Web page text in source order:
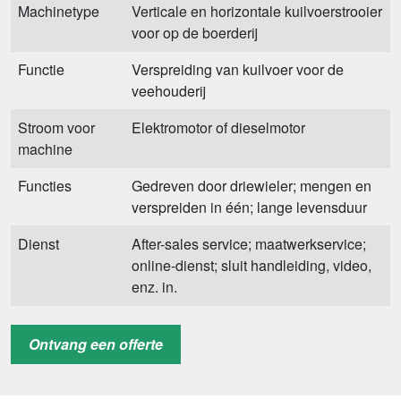
Machinetype
Verticale en horizontale kuilvoerstrooier
voor op de boerderij
Functie
Verspreiding van kuilvoer voor de
veehouderij
Stroom voor
machine
Elektromotor of dieselmotor
Functies
Gedreven door driewieler; mengen en
verspreiden in één; lange levensduur
Dienst
After-sales service; maatwerkservice;
online-dienst; sluit handleiding, video,
enz. in.
Garantie
12 maanden
Ontvang een offerte